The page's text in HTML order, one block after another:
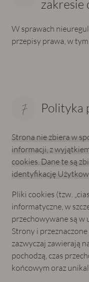
zakresie
W sprawach
przepisy prawa, w
Polityka
Strona nie zbiera w
informacji, z
cookies. Dane te są
identyfikację
Pliki cookies (tzw.
informatyczne, w
przechowywane są
Strony i
zazwyczaj zawierają
pochodzą, czas
końcowym oraz